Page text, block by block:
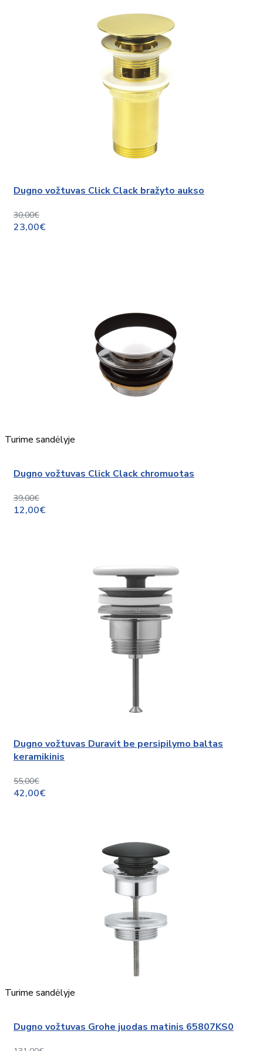
Dugno vožtuvas Click Clack bražyto aukso
30,00€
23,00€
Turime sandėlyje
Dugno vožtuvas Click Clack chromuotas
39,00€
12,00€
Dugno vožtuvas Duravit be persipilymo baltas
keramikinis
55,00€
42,00€
Turime sandėlyje
Dugno vožtuvas Grohe juodas matinis 65807KS0